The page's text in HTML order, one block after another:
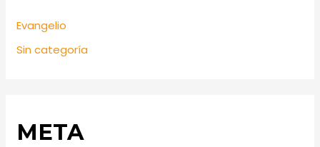
Evangelio
Sin categoría
META